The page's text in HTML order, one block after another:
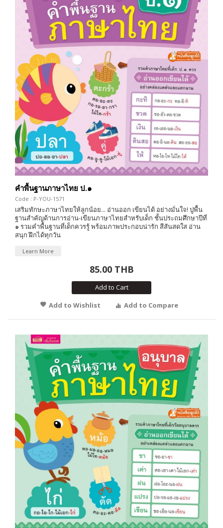
คำพื้นฐานภาษาไทย ป.๑
Code : P-YOU-1571
เสริมทักษะภาษาไทยให้ลูกน้อย... อ่านออก เขียนได้ อย่างมั่นใจ! ปูพื้น
ฐานสำคัญด้านการอ่าน-เขียนภาษาไทยสำหรับเด็ก ชั้นประถมศึกษาปีที่
๑ รวมคำพื้นฐานที่เด็กควรรู้ พร้อมภาพประกอบน่ารัก สีสันสดใส อ่าน
สนุก ฝึกได้ทุกวัน
Learn More
85.00 THB
Add to Cart
Add to Wishlist
Add to Compare